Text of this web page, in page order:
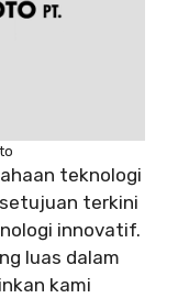
teknologi
terkini
innovatif.
luas dalam
kami